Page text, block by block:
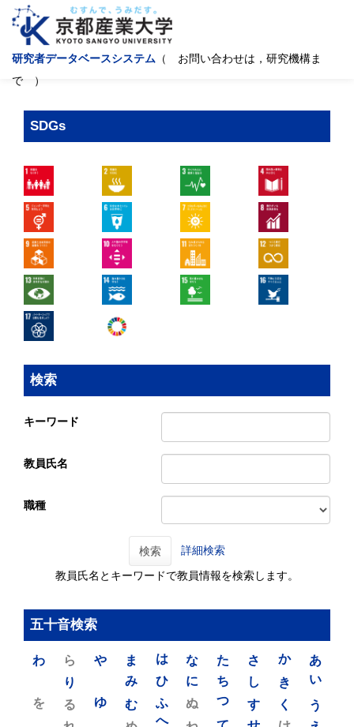
研究者データベースシステム （ お問い合わせは，研究機構ま
で ）
SDGs
検索
キーワード
教員氏名
職種
検索 詳細検索
教員氏名とキーワードで教員情報を検索します。
五十音検索
あ
い
う
え
か
き
く
け
さ
し
す
せ
た
ち
つ
て
な
に
ぬ
ね
は
ひ
ふ
へ
ま
み
む
め
や
ゆ
ら
り
る
れ
わ
を